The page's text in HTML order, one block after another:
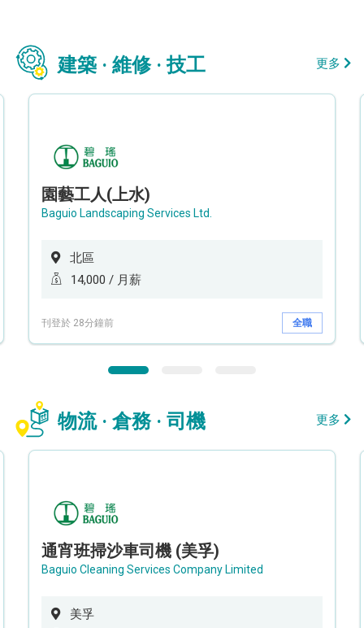
建築 · 維修 · 技工 更多
園藝工人(上水)
Baguio Landscaping Services Ltd.
北區
14,000 / 月薪
刊登於 28分鐘前 全職
物流 · 倉務 · 司機 更多
通宵班掃沙車司機 (美孚)
Baguio Cleaning Services Company Limited
美孚